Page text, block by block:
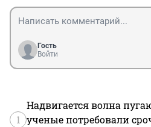
Гость
Войти
1
Надвигается волна
ученые потребовали